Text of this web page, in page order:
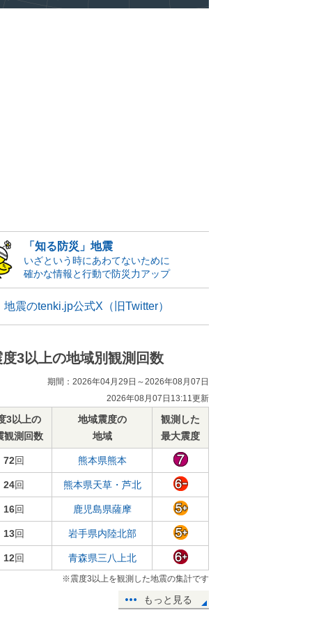
「知る防災」地震
いざという時にあわてないために
確かな情報と行動で防災力アップ
地震のtenki.jp公式X（旧Twitter）
度3以上の地域別観測回数
期間：2026年04月29日～2026年08月07日
2026年08月07日13:11更新
3以上の
観測回数
地域震度の
地域
観測した
最大震度
72回 熊本県熊本
24回 熊本県天草・芦北
16回 鹿児島県薩摩
13回 岩手県内陸北部
12回 青森県三八上北
※震度3以上を観測した地震の集計です
もっと見る